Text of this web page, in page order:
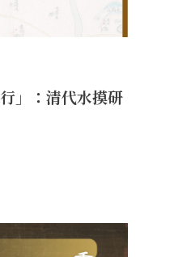
」：清代水摸研